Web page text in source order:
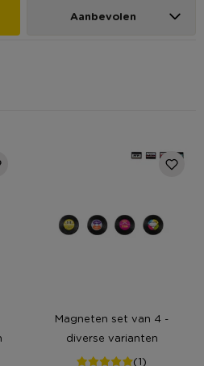
Aanbevolen
Magneten set van 4 -
diverse varianten
(1)